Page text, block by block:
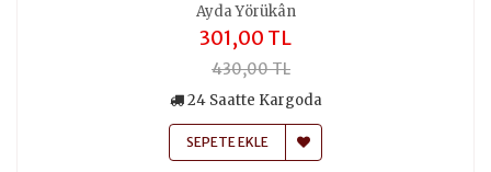
Ayda Yörükân
301,00 TL
430,00 TL
24 Saatte Kargoda
SEPETE EKLE